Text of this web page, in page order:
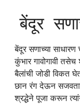
बेंदूर
बेंदूर सणाच्या
कुंभार गावोगावी तसेच
बैलांची जोडी विकत
छान रंग देऊन
श्रद्धेने पूजा करून